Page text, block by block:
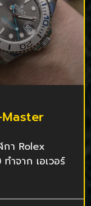
กา Rolex
จาก เอเวอร์